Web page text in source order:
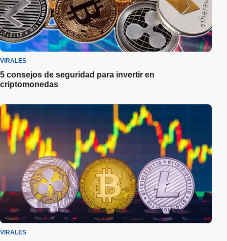
VIRALES
5 consejos de seguridad para invertir en
criptomonedas
VIRALES